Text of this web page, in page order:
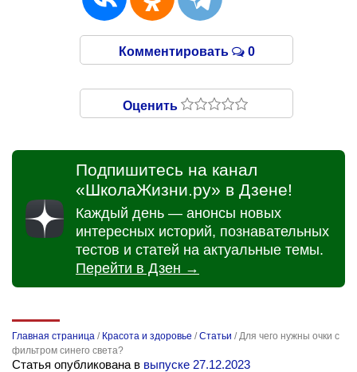
Комментировать 0
Оценить
Подпишитесь на канал
«ШколаЖизни.ру» в Дзене!
Каждый день — анонсы новых
интересных историй, познавательных
тестов и статей на актуальные темы.
Перейти в Дзен →
Главная страница / Красота и здоровье /Статьи / Для чего нужны очки с
фильтром синего света?
Статья опубликована в выпуске 27.12.2023